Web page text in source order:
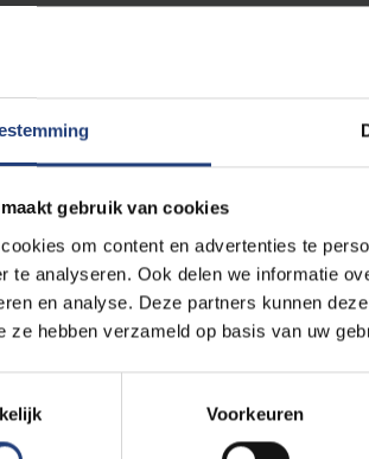
gebruik van cookies
om content en advertenties te
te analyseren. Ook delen we informatie
en analyse. Deze partners kunnen
ze hebben verzameld op basis van uw
Voorkeuren
The full URL of the page where you
E.g. https://www.vub.be/nl/studeren-aan-